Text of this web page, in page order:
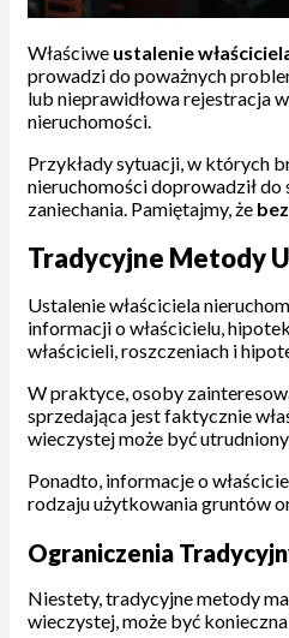
Właściwe ustalenie
prowadzi do poważnych
lub nieprawidłowa rejestracja
nieruchomości.
Przykłady sytuacji, w których
nieruchomości doprowadził
zaniechania. Pamiętajmy, że
Tradycyjne Metody
Ustalenie właściciela
informacji o właścicielu,
właścicieli, roszczeniach i
W praktyce, osoby
sprzedająca jest faktycznie
wieczystej może być
Ponadto, informacje o
rodzaju użytkowania gruntów
Ograniczenia
Niestety, tradycyjne metody
wieczystej, może być